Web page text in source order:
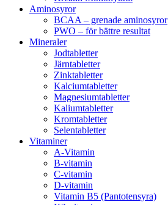
Aminosyror
BCAA – grenade aminosyror
PWO – för bättre resultat
Mineraler
Jodtabletter
Järntabletter
Zinktabletter
Kalciumtabletter
Magnesiumtabletter
Kaliumtabletter
Kromtabletter
Selentabletter
Vitaminer
A-Vitamin
B-vitamin
C-vitamin
D-vitamin
Vitamin B5 (Pantotensyra)